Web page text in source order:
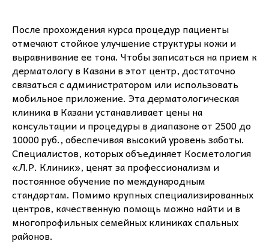
После прохождения курса процедур пациенты
отмечают стойкое улучшение структуры кожи и
выравнивание ее тона. Чтобы записаться на прием к
дерматологу в Казани в этот центр, достаточно
связаться с администратором или использовать
мобильное приложение. Эта дерматологическая
клиника в Казани устанавливает цены на
консультации и процедуры в диапазоне от 2500 до
10000 руб., обеспечивая высокий уровень заботы.
Специалистов, которых объединяет Косметология
«Л.Р. Клиник», ценят за профессионализм и
постоянное обучение по международным
стандартам. Помимо крупных специализированных
центров, качественную помощь можно найти и в
многопрофильных семейных клиниках спальных
районов.